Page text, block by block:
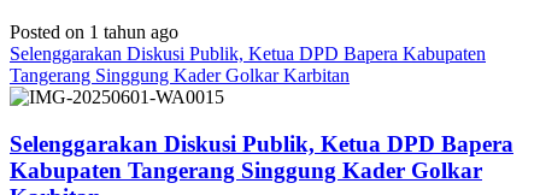
Posted on 1 tahun ago
Selenggarakan Diskusi Publik, Ketua DPD Bapera Kabupaten
Tangerang Singgung Kader Golkar Karbitan
Selenggarakan Diskusi Publik, Ketua DPD Bapera
Kabupaten Tangerang Singgung Kader Golkar